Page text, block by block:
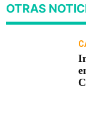
OTRAS